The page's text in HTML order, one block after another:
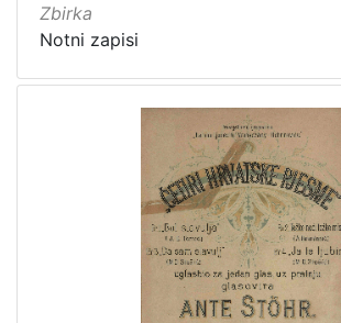
Digitalizirana zagrebačka baština
Iz opusa Franje Serafina Vilhara-Kalskog
Zagreb na pragu modernog doba
1
Zbirka
Notni zapisi